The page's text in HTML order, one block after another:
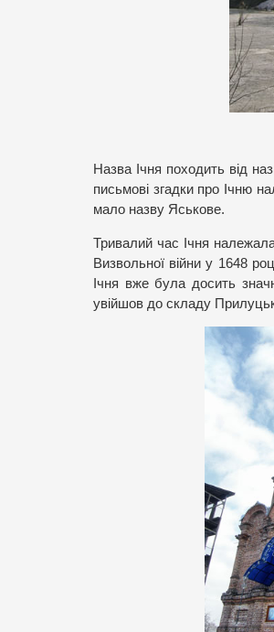
Назва Ічня походить від
письмові згадки про Ічню
мало назву Яськове.
Тривалий час Ічня
Визвольної війни у 1648
Ічня вже була досить
увійшов до складу